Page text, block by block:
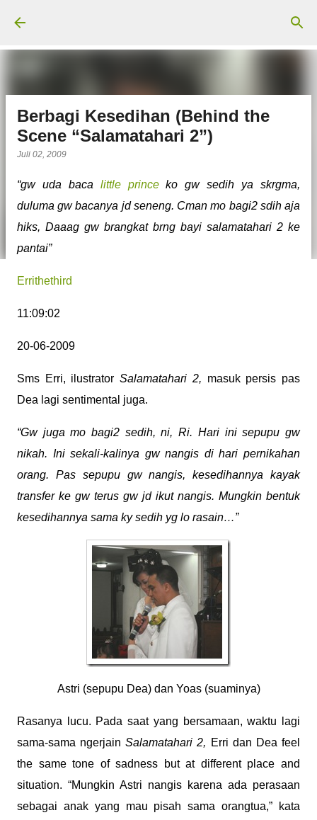
Berbagi Kesedihan (Behind the
Scene “Salamatahari 2”)
Juli 02, 2009
“gw uda baca little princeko gw sedih ya skrgma,
duluma gw bacanya jd seneng. Cman mo bagi2 sdih aja
hiks, Daaag gw brangkat brng bayi salamatahari 2 ke
pantai”
Errithethird
11:09:02
20-06-2009
Sms Erri, ilustratorSalamatahari 2, masuk persis pas
Dea lagi sentimental juga.
“Gw juga mo bagi2 sedih, ni, Ri. Hari ini sepupu gw
nikah. Ini sekali-kalinya gw nangis di hari pernikahan
orang. Pas sepupu gw nangis, kesedihannya kayak
transfer ke gw terus gw jd ikut nangis. Mungkin bentuk
kesedihannya sama ky sedih yg lo rasain…”
Astri (sepupu Dea) dan Yoas (suaminya)
Rasanya lucu. Pada saat yang bersamaan, waktu lagi
sama-sama ngerjainSalamatahari 2, Erri dan Dea feel
the same tone of sadness but at different place and
situation. “Mungkin Astri nangis karena ada perasaan
sebagai anak yang mau pisah sama orangtua,” kata